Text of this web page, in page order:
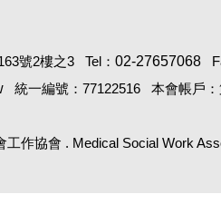
號2樓之3 Tel： 02-27657068
統一編號：77122516
本會帳戶
作協會 . Medical Social Work